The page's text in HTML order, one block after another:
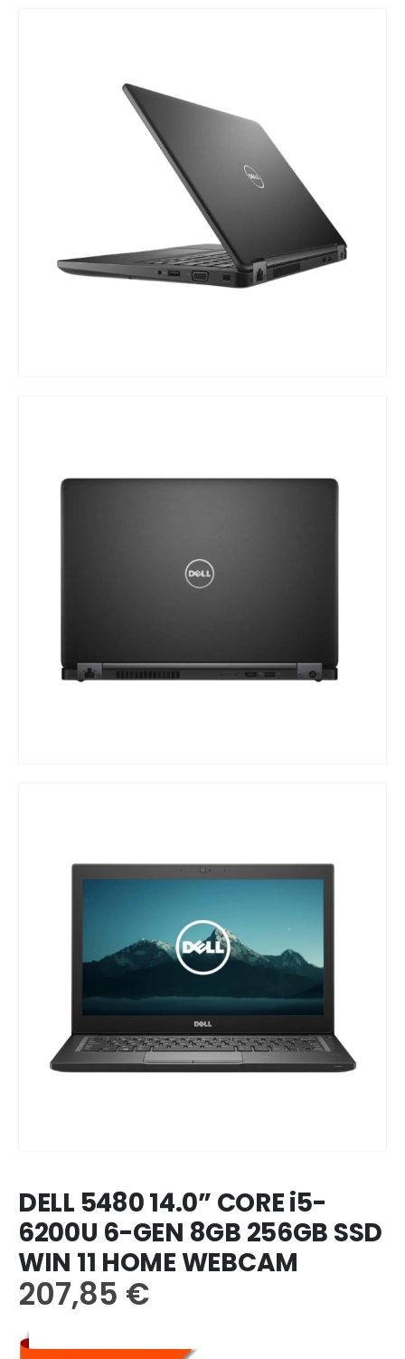
DELL 5480 14.0” CORE i5-
6200U 6-GEN 8GB 256GB SSD
WIN 11 HOME WEBCAM
207,85 €